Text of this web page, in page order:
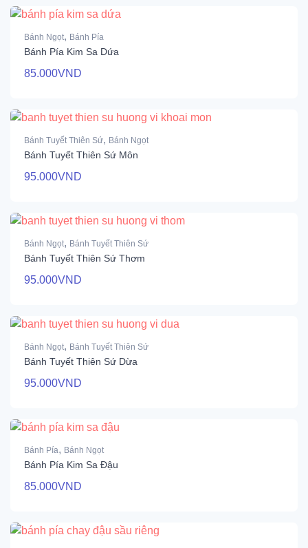
Bánh Ngọt, Bánh Pía
Bánh Pía Kim Sa Dứa
85.000VND
Bánh Tuyết Thiên Sứ, Bánh Ngọt
Bánh Tuyết Thiên Sứ Môn
95.000VND
Bánh Ngọt, Bánh Tuyết Thiên Sứ
Bánh Tuyết Thiên Sứ Thơm
95.000VND
Bánh Ngọt, Bánh Tuyết Thiên Sứ
Bánh Tuyết Thiên Sứ Dừa
95.000VND
Bánh Pía, Bánh Ngọt
Bánh Pía Kim Sa Đậu
85.000VND